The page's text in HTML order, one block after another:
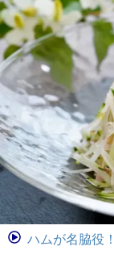
ハムが名脇役